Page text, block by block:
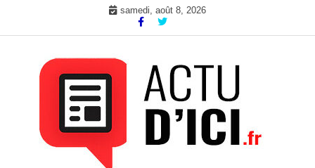
samedi, août 8, 2026